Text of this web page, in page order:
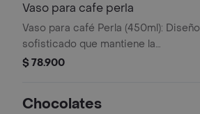
Vaso para cafe perla
Vaso para café Perla (450ml): Diseño
sofisticado que mantiene la
temperatura del café por más tiempo,
$ 78.900
Chocolates